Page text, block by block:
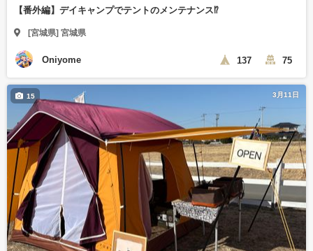
【番外編】デイキャンプでテントのメンテナンス⁉️
[宮城県] 宮城県
Oniyome 137 75
3月11日
15